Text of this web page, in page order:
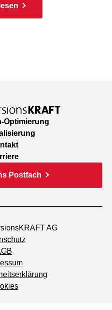
Optimierung
Postfach
AG